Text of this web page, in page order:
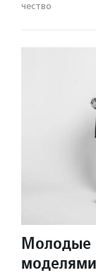
чест­во
Молодые